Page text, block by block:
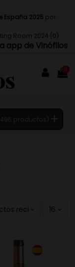
España 2025 por
Room 2024 (0 )
app de Vinófilos
0
recientemente
16